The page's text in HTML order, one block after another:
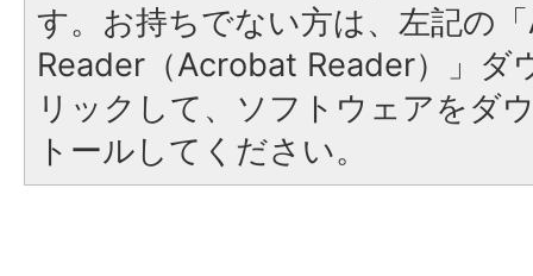
す。お持ちでない方は、左記の
Reader（Acrobat Reader）」ダ
リックして、ソフトウェアをダ
トールしてください。